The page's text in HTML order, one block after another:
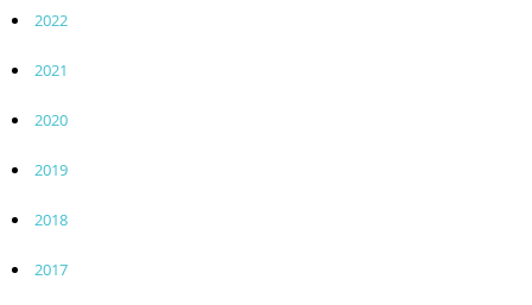
2022
2021
2020
2019
2018
2017